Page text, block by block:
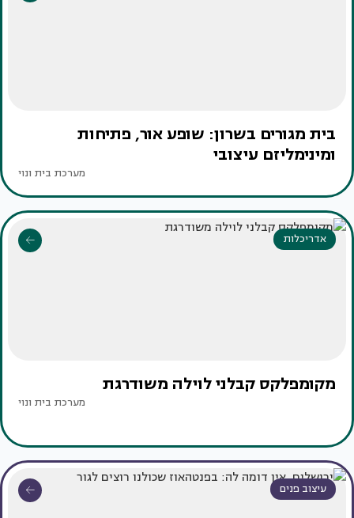
בית מגורים בשרון: שופע אור, פתיחות
ומינימליזם עיצובי
מערכת בית ונוי
אדריכלות
מקומפלקס קבלני לוילה משודרגת
מערכת בית ונוי
עיצוב פנים